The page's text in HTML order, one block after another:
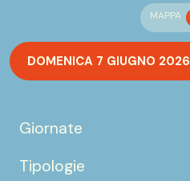
MAPPA
DOMENICA 7 GIUGNO 2026
Giornate
Tipologie